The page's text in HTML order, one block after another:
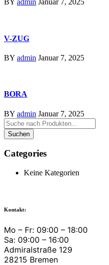
BY admin Januar 7, 2025
V-ZUG
BY admin Januar 7, 2025
BORA
BY admin Januar 7, 2025
Categories
Keine Kategorien
Kontakt:
Mo – Fr: 09:00 – 18:00
Sa: 09:00 – 16:00
Admiralstraße 129
28215 Bremen